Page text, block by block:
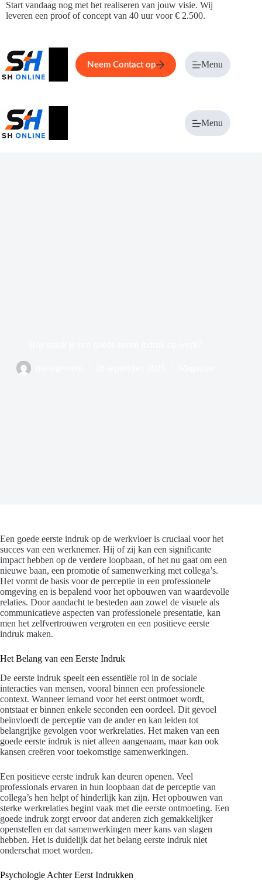
Ga
naar
Start vandaag nog met het realiseren van jouw visie. Wij
leveren een proof of concept van 40 uur voor € 2.500.
Home Service Over ons
Neem Contact op Menu
Menu
Een goede eerste indruk op de werkvloer is cruciaal voor het
succes van een werknemer. Hij of zij kan een significante
impact hebben op de verdere loopbaan, of het nu gaat om een
nieuwe baan, een promotie of samenwerking met collega’s.
Het vormt de basis voor de perceptie in een professionele
omgeving en is bepalend voor het opbouwen van waardevolle
relaties. Door aandacht te besteden aan zowel de visuele als
communicatieve aspecten van professionele presentatie, kan
men het zelfvertrouwen vergroten en een positieve eerste
indruk maken.
Het Belang van een Eerste Indruk
De eerste indruk speelt een essentiële rol in de sociale
interacties van mensen, vooral binnen een professionele
context. Wanneer iemand voor het eerst ontmoet wordt,
ontstaat er binnen enkele seconden een oordeel. Dit gevoel
beïnvloedt de perceptie van de ander en kan leiden tot
belangrijke gevolgen voor werkrelaties. Het maken van een
goede eerste indruk is niet alleen aangenaam, maar kan ook
kansen creëren voor toekomstige samenwerkingen.
Een positieve eerste indruk kan deuren openen. Veel
professionals ervaren in hun loopbaan dat de perceptie van
collega’s hen helpt of hinderlijk kan zijn. Het opbouwen van
sterke werkrelaties begint vaak met die eerste ontmoeting. Een
goede indruk zorgt ervoor dat anderen zich gemakkelijker
openstellen en dat samenwerkingen meer kans van slagen
hebben. Het is duidelijk dat het belang eerste indruk niet
onderschat moet worden.
Psychologie Achter Eerst Indrukken